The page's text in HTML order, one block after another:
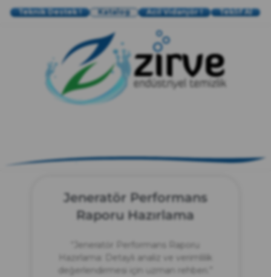
Teknik Destek ! Katalog Acil Vidanjör ! Teklif Al
Jeneratör Performans
Raporu Hazırlama
“Jeneratör Performans Raporu
Hazırlama: Detaylı analiz ve verimlilik
değerlendirmesi için uzman rehberi.”